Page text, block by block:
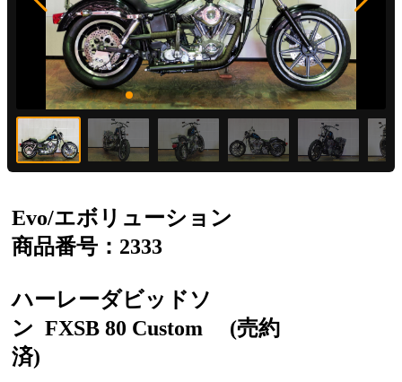
Evo/エボリューション
商品番号：2333
ハーレーダビッドソ
ン FXSB 80 Custom
(売約
済)